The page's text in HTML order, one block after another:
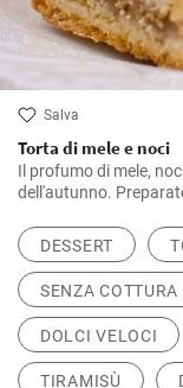
Salva
Torta di mele e noci
Il profumo di mele,
dell'autunno.
DESSERT
SENZA COTTURA
DOLCI VELOCI
TIRAMISÙ